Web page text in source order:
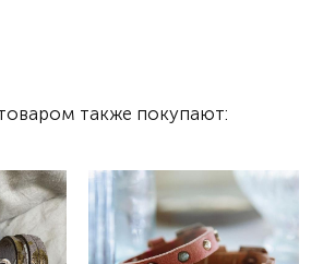
также покупают: